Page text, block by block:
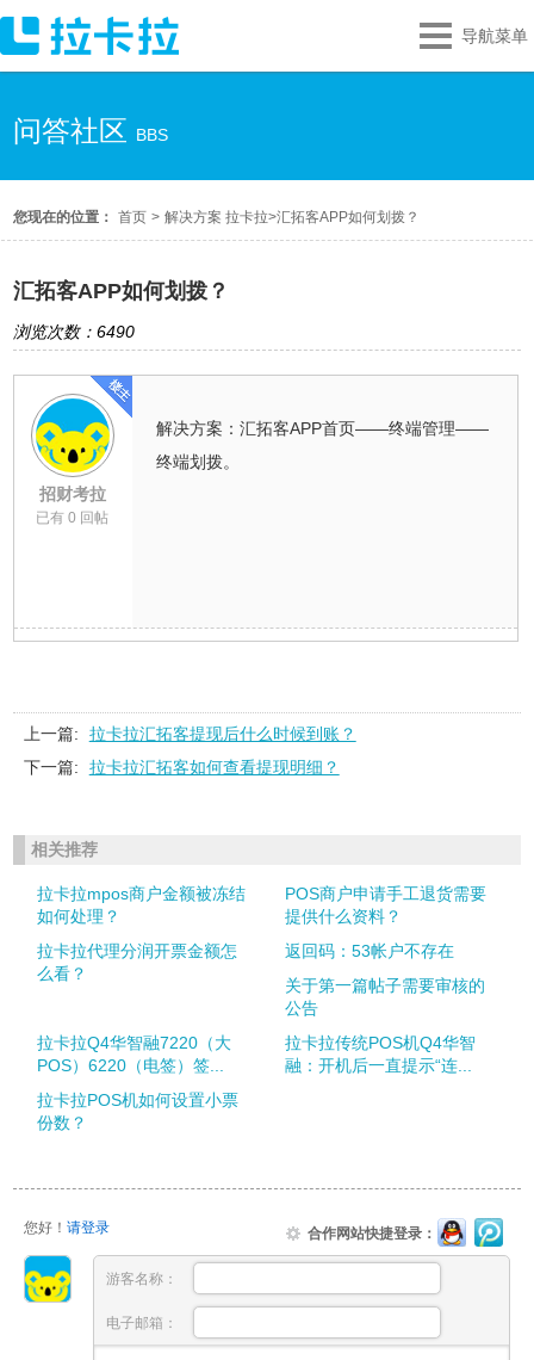
导航菜单
问答社区 BBS
您现在的位置： 首页 > 解决方案 拉卡拉>汇拓客APP如何划拨？
汇拓客APP如何划拨？
浏览次数：6490
招财考拉
已有 0 回帖
解决方案：汇拓客APP首页——终端管理——
终端划拨。
上一篇:
拉卡拉汇拓客提现后什么时候到账？
下一篇:
拉卡拉汇拓客如何查看提现明细？
相关推荐
拉卡拉mpos商户金额被冻结
如何处理？
POS商户申请手工退货需要
提供什么资料？
拉卡拉代理分润开票金额怎
么看？
返回码：53帐户不存在
关于第一篇帖子需要审核的
公告
拉卡拉Q4华智融7220（大
POS）6220（电签）签...
拉卡拉传统POS机Q4华智
融：开机后一直提示“连...
拉卡拉POS机如何设置小票
份数？
您好！ 请登录 合作网站快捷登录：
游客名称：
电子邮箱：